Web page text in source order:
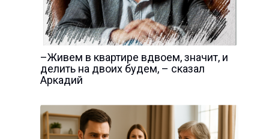
–Живем в квартире вдвоем, значит, и
делить на двоих будем, – сказал
Аркадий